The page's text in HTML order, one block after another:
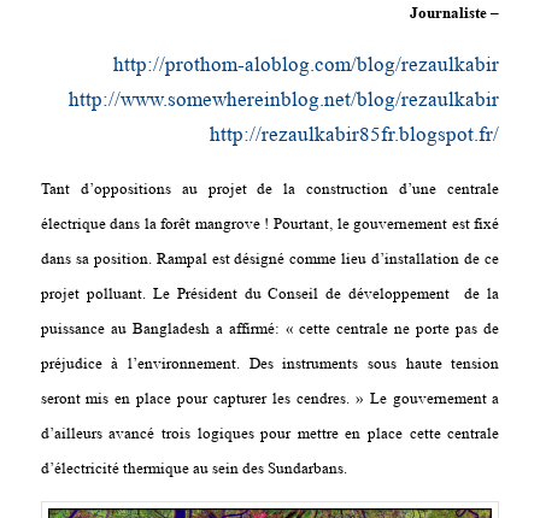
Journaliste –
http://prothom-aloblog.com/blog/rezaulkabir
http://www.somewhereinblog.net/blog/rezaulkabir
http://rezaulkabir85fr.blogspot.fr/
Tant d’oppositions au projet de la construction d’une centrale
électrique dans la forêt mangrove ! Pourtant, le gouvernement est fixé
dans sa position. Rampal est désigné comme lieu d’installation de ce
projet polluant. Le Président du Conseil de développement de la
puissance au Bangladesh a affirmé: « cette centrale ne porte pas de
préjudice à l’environnement. Des instruments sous haute tension
seront mis en place pour capturer les cendres. » Le gouvernement a
d’ailleurs avancé trois logiques pour mettre en place cette centrale
d’électricité thermique au sein des Sundarbans.